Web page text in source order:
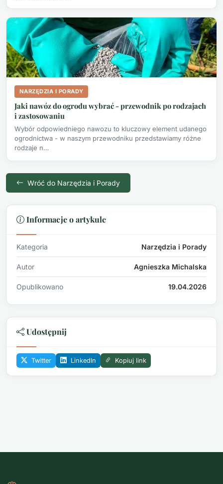
NARZĘDZIA I PORADY
Jaki nawóz do ogrodu wybrać - przewodnik po rodzajach
i zastosowaniu
Wybór odpowiedniego nawozu to kluczowy element udanego
ogrodnictwa - w naszym przewodniku przedstawiamy różne
rodzaje n…
Wróć do Narzędzia i Porady
Informacje o artykule
Kategoria Narzędzia i Porady
Autor Agnieszka Michalska
Opublikowano 19.04.2026
Udostępnij
Twitter LinkedIn Kopiuj link